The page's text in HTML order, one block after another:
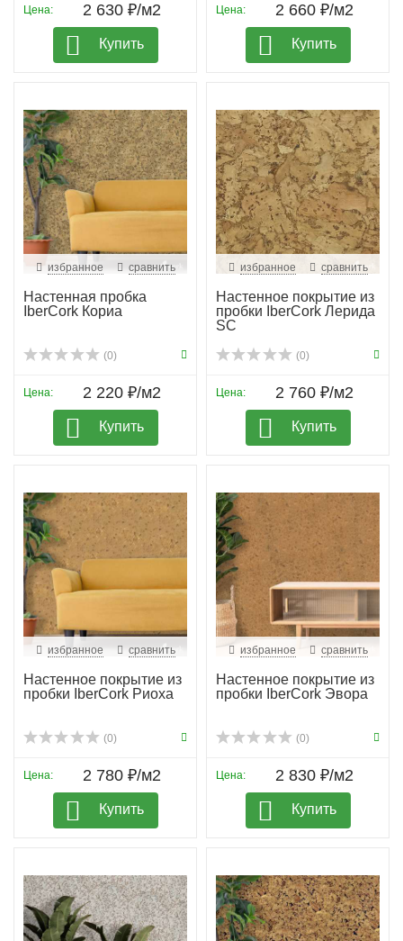
Цена: 2 630 ₽/м2
Купить
Цена: 2 660 ₽/м2
Купить
избранное сравнить
Настенная пробка
IberCork Кориа
(0)
Цена: 2 220 ₽/м2
Купить
избранное сравнить
Настенное покрытие из
пробки IberCork Лерида
SC
(0)
Цена: 2 760 ₽/м2
Купить
избранное сравнить
Настенное покрытие из
пробки IberCork Риоха
(0)
Цена: 2 780 ₽/м2
Купить
избранное сравнить
Настенное покрытие из
пробки IberCork Эвора
(0)
Цена: 2 830 ₽/м2
Купить